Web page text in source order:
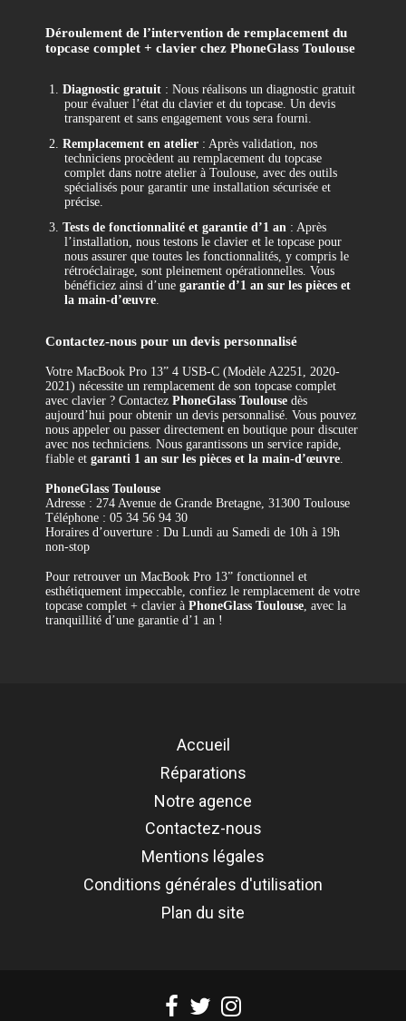
Déroulement de l’intervention de remplacement du
topcase complet + clavier chez PhoneGlass Toulouse
1. Diagnostic gratuit : Nous réalisons un diagnostic gratuit
pour évaluer l’état du clavier et du topcase. Un devis
transparent et sans engagement vous sera fourni.
2. Remplacement en atelier : Après validation, nos
techniciens procèdent au remplacement du topcase
complet dans notre atelier à Toulouse, avec des outils
spécialisés pour garantir une installation sécurisée et
précise.
3. Tests de fonctionnalité et garantie d’1 an : Après
l’installation, nous testons le clavier et le topcase pour
nous assurer que toutes les fonctionnalités, y compris le
rétroéclairage, sont pleinement opérationnelles. Vous
bénéficiez ainsi d’une garantie d’1 an sur les pièces et
la main-d’œuvre.
Contactez-nous pour un devis personnalisé
Votre MacBook Pro 13” 4 USB-C (Modèle A2251, 2020-
2021) nécessite un remplacement de son topcase complet
avec clavier ? Contactez PhoneGlass Toulouse dès
aujourd’hui pour obtenir un devis personnalisé. Vous pouvez
nous appeler ou passer directement en boutique pour discuter
avec nos techniciens. Nous garantissons un service rapide,
fiable et garanti 1 an sur les pièces et la main-d’œuvre.
PhoneGlass Toulouse
Adresse : 274 Avenue de Grande Bretagne, 31300 Toulouse
Téléphone : 05 34 56 94 30
Horaires d’ouverture : Du Lundi au Samedi de 10h à 19h
non-stop
Pour retrouver un MacBook Pro 13” fonctionnel et
esthétiquement impeccable, confiez le remplacement de votre
topcase complet + clavier à PhoneGlass Toulouse, avec la
tranquillité d’une garantie d’1 an !
Accueil
Réparations
Notre agence
Contactez-nous
Mentions légales
Conditions générales d'utilisation
Plan du site